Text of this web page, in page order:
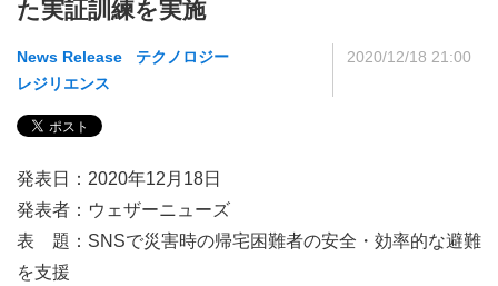
た実証訓練を実施
News Release
テクノロジー
レジリエンス
2020/12/18 21:00
発表日：2020年12月18日
発表者：ウェザーニューズ
表 題：SNSで災害時の帰宅困難者の安全・効率的な避難
を支援